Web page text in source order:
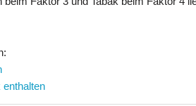
enthalten